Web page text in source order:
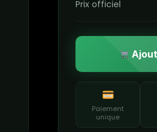
Prix officiel
Paiement
unique